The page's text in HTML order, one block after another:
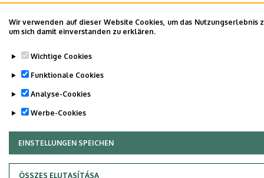
Wir verwenden auf dieser Website Cookies, um das Nutzungserlebnis
um sich damit einverstanden zu erklären.
Wichtige Cookies
Funktionale Cookies
Analyse-Cookies
Werbe-Cookies
EINSTELLUNGEN SPEICHEN
ÖSSZES ELUTASÍTÁSA
ZUSTIMMUNG ZURÜCKZIEHEN